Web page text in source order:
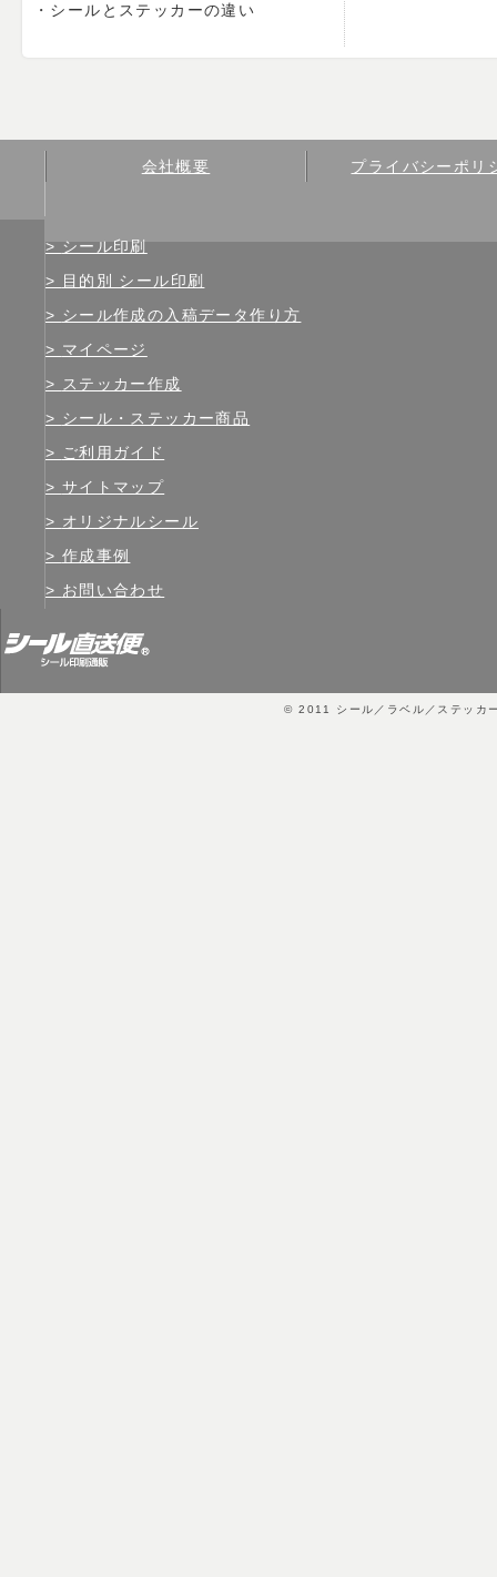
シールとステッカーの違い
会社概要 プライバシーポリ
シール印刷
目的別 シール印刷
シール作成の入稿データ作り方
マイページ
ステッカー作成
シール・ステッカー商品
ご利用ガイド
サイトマップ
オリジナルシール
作成事例
お問い合わせ
© 2011 シール／ラベル／ステッカ